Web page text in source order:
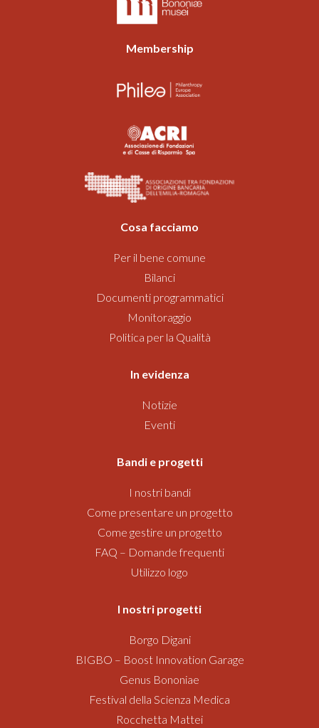
Membership
Cosa facciamo
Per il bene comune
Bilanci
Documenti programmatici
Monitoraggio
Politica per la Qualità
In evidenza
Notizie
Eventi
Bandi e progetti
I nostri bandi
Come presentare un progetto
Come gestire un progetto
FAQ – Domande frequenti
Utilizzo logo
I nostri progetti
Borgo Digani
BIGBO – Boost Innovation Garage
Genus Bononiae
Festival della Scienza Medica
Rocchetta Mattei